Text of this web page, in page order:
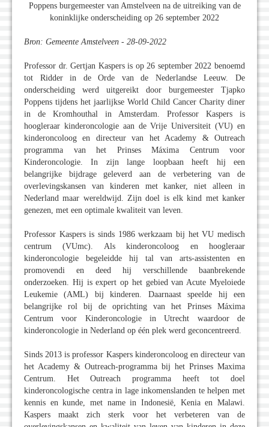
Poppens burgemeester van Amstelveen na de uitreiking van de
koninklijke onderscheiding op 26 september 2022
Bron: Gemeente Amstelveen - 28-09-2022
Professor dr. Gertjan Kaspers is op 26 september 2022 benoemd
tot Ridder in de Orde van de Nederlandse Leeuw. De
onderscheiding werd uitgereikt door burgemeester Tjapko
Poppens tijdens het jaarlijkse World Child Cancer Charity diner
in de Kromhouthal in Amsterdam. Professor Kaspers is
hoogleraar kinderoncologie aan de Vrije Universiteit (VU) en
kinderoncoloog en directeur van het Academy & Outreach
programma van het Prinses Máxima Centrum voor
Kinderoncologie. In zijn lange loopbaan heeft hij een
belangrijke bijdrage geleverd aan de verbetering van de
overlevingskansen van kinderen met kanker, niet alleen in
Nederland maar wereldwijd. Zijn doel is elk kind met kanker
genezen, met een optimale kwaliteit van leven.
Professor Kaspers is sinds 1986 werkzaam bij het VU medisch
centrum (VUmc). Als kinderoncoloog en hoogleraar
kinderoncologie begeleidde hij tal van arts-assistenten en
promovendi en deed hij verschillende baanbrekende
onderzoeken. Hij is expert op het gebied van Acute Myeloiede
Leukemie (AML) bij kinderen. Daarnaast speelde hij een
belangrijke rol bij de oprichting van het Prinses Máxima
Centrum voor Kinderoncologie in Utrecht waardoor de
kinderoncologie in Nederland op één plek werd geconcentreerd.
Sinds 2013 is professor Kaspers kinderoncoloog en directeur van
het Academy & Outreach-programma bij het Prinses Maxima
Centrum. Het Outreach programma heeft tot doel
kinderoncologische centra in lage inkomenslanden te helpen met
kennis en kunde, met name in Indonesië, Kenia en Malawi.
Kaspers maakt zich sterk voor het verbeteren van de